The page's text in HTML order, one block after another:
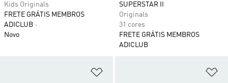
Kids Originals
FRETE GRÁTIS MEMBROS
ADICLUB
Novo
SUPERSTAR II
Originals
31 cores
FRETE GRÁTIS MEMBROS
ADICLUB